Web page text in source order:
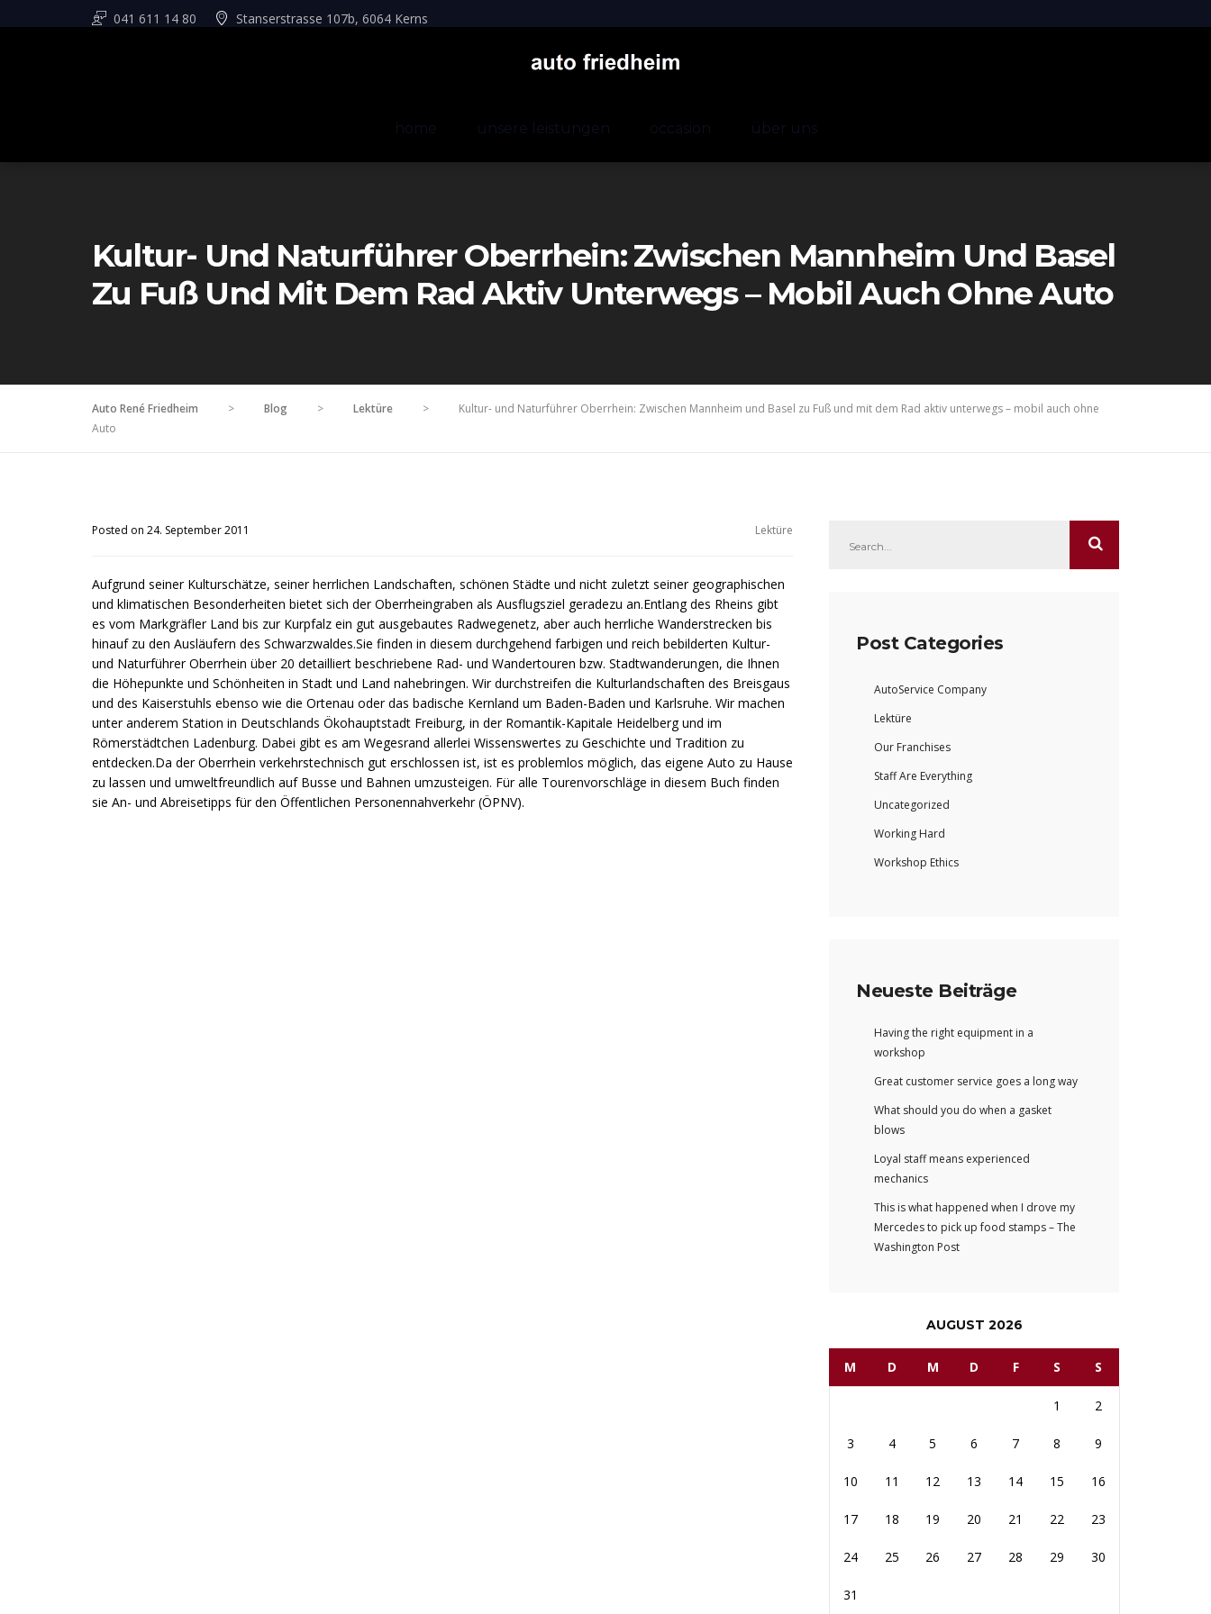
041 611 14 80 Stanserstrasse 107b, 6064 Kerns
home unsere leistungen occasion über uns
Kultur- Und Naturführer Oberrhein: Zwischen Mannheim Und Basel
Zu Fuß Und Mit Dem Rad Aktiv Unterwegs – Mobil Auch Ohne Auto
Auto René Friedheim > Blog > Lektüre >
Kultur- und Naturführer Oberrhein: Zwischen Mannheim und Basel zu Fuß und mit dem Rad aktiv unterwegs – mobil auch ohne
Auto
Posted on 24. September 2011 Lektüre
Aufgrund seiner Kulturschätze, seiner herrlichen Landschaften, schönen Städte und nicht zuletzt seiner geographischen
und klimatischen Besonderheiten bietet sich der Oberrheingraben als Ausflugsziel geradezu an.Entlang des Rheins gibt
es vom Markgräfler Land bis zur Kurpfalz ein gut ausgebautes Radwegenetz, aber auch herrliche Wanderstrecken bis
hinauf zu den Ausläufern des Schwarzwaldes.Sie finden in diesem durchgehend farbigen und reich bebilderten Kultur-
und Naturführer Oberrhein über 20 detailliert beschriebene Rad- und Wandertouren bzw. Stadtwanderungen, die Ihnen
die Höhepunkte und Schönheiten in Stadt und Land nahebringen. Wir durchstreifen die Kulturlandschaften des Breisgaus
und des Kaiserstuhls ebenso wie die Ortenau oder das badische Kernland um Baden-Baden und Karlsruhe. Wir machen
unter anderem Station in Deutschlands Ökohauptstadt Freiburg, in der Romantik-Kapitale Heidelberg und im
Römerstädtchen Ladenburg. Dabei gibt es am Wegesrand allerlei Wissenswertes zu Geschichte und Tradition zu
entdecken.Da der Oberrhein verkehrstechnisch gut erschlossen ist, ist es problemlos möglich, das eigene Auto zu Hause
zu lassen und umweltfreundlich auf Busse und Bahnen umzusteigen. Für alle Tourenvorschläge in diesem Buch finden
sie An- und Abreisetipps für den Öffentlichen Personennahverkehr (ÖPNV).
Post Categories
AutoService Company
Lektüre
Our Franchises
Staff Are Everything
Uncategorized
Working Hard
Workshop Ethics
Neueste Beiträge
Having the right equipment in a
workshop
Great customer service goes a long way
What should you do when a gasket
blows
Loyal staff means experienced
mechanics
This is what happened when I drove my
Mercedes to pick up food stamps – The
Washington Post
AUGUST 2026
M D M D F S S
1 2
3 4 5 6 7 8 9
10 11 12 13 14 15 16
17 18 19 20 21 22 23
24 25 26 27 28 29 30
31